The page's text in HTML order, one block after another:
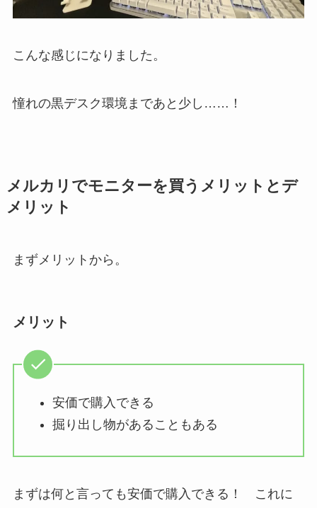
こんな感じになりました。
憧れの黒デスク環境まであと少し……！
メルカリでモニターを買うメリットとデ
メリット
まずメリットから。
メリット
安価で購入できる
掘り出し物があることもある
まずは何と言っても安価で購入できる！ これに